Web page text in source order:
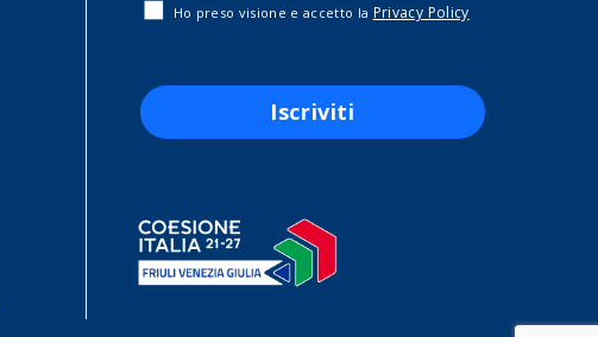
Ho preso visione e accetto la Privacy Policy
Iscriviti